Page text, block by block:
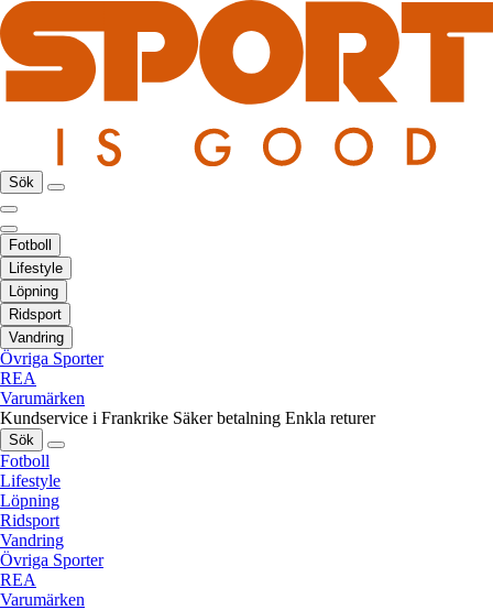
Sök
Fotboll
Lifestyle
Löpning
Ridsport
Vandring
Övriga Sporter
REA
Varumärken
Kundservice i Frankrike Säker betalning Enkla returer
Sök
Fotboll
Lifestyle
Löpning
Ridsport
Vandring
Övriga Sporter
REA
Varumärken